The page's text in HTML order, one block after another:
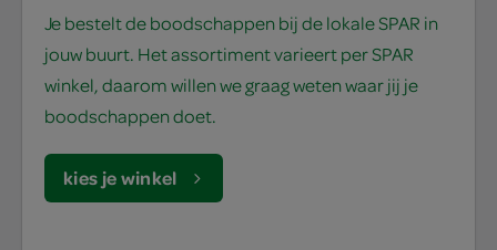
Je bestelt de boodschappen bij de lokale SPAR in
jouw buurt. Het assortiment varieert per SPAR
winkel, daarom willen we graag weten waar jij je
boodschappen doet.
kies je winkel